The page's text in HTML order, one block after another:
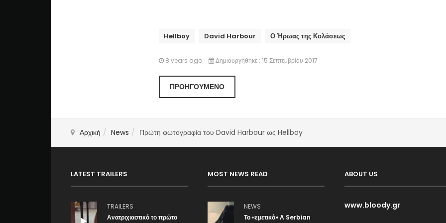
Hellboy David Harbour Ο Ήρωας της Κολάσεως
8 years ago Δημιουργήθηκε : 15 Σεπτεμβρίου 2017
ΠΡΟΗΓΟΎΜΕΝΟ
Αρχική News Πρώτη φωτογραφία του David Harbour ως Hellboy
LATEST TRAILERS
TRAILERS
Ανατριχιαστικό το πρώτο
MOST NEWS READ
NEWS
Το «εμετικό» Α Serbian
ABOUT US
www.bloody.gr